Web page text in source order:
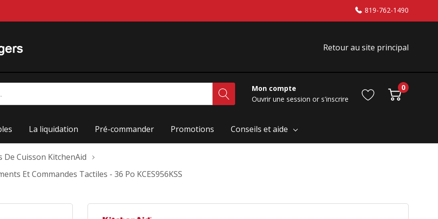
819-762-1490
Retour au site principal
Mon compte
Ouvrir une session or s'inscrire
0
La liquidation Pré-commander Promotions Conseils et aide
De Cuisson KitchenAid
Et Commandes Tactiles - 36 Po KCES956KSS